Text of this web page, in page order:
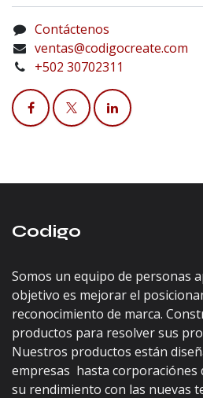
Contáctenos
ventas@codigocreate.com
+502 30702311
Codigo
Somos un equipo de personas
objetivo es mejorar el
reconocimiento de marca.
productos para resolver sus
Nuestros productos están
empresas hasta corporaciónes
su rendimiento con las nuevas